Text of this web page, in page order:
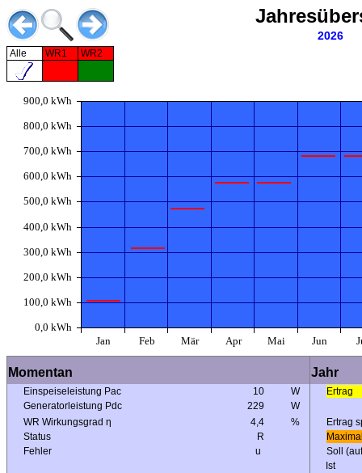
Alle WR1 WR2
2026
Jun
Mai
Apr
Mär
Feb
Jan
900,0 kWh
800,0 kWh
700,0 kWh
600,0 kWh
500,0 kWh
400,0 kWh
300,0 kWh
200,0 kWh
100,0 kWh
0,0 kWh
Momentan Jahr
Einspeiseleistung Pac 10 W
Ertrag
Generatorleistung Pdc
229
W
WR Wirkungsgrad η
4,4 %
Ertrag
Status
R
Fehler
u
Soll
Ist